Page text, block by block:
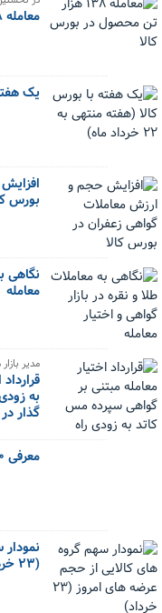
معامله ۱۳۸ هزار تن محصول در بورس کالا
یک هفته
بورس
نگاهی
معامله
مدیر
گذار
معرفی ۱۰ شرکت برتر بورس کالا در هفته سوم خرداد
(۲۳ خرداد)